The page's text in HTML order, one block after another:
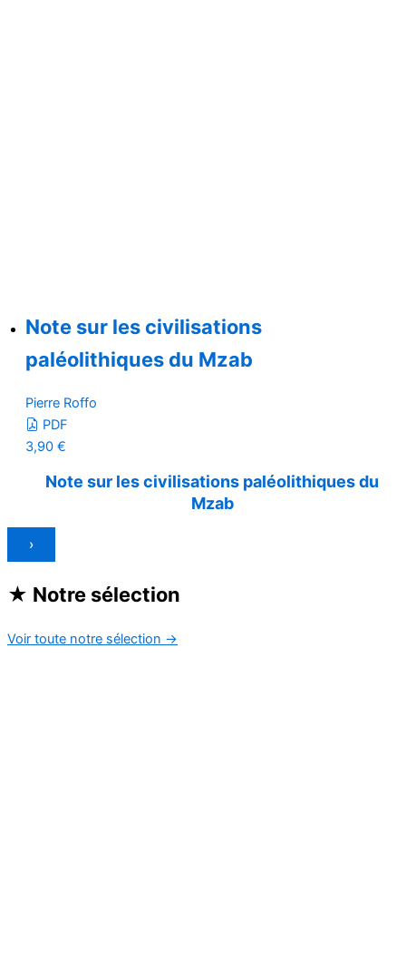
Note sur les civilisations
paléolithiques du Mzab
Pierre Roffo
PDF
3,90 €
Note sur les civilisations paléolithiques du
Mzab
›
★ Notre sélection
Voir toute notre sélection →